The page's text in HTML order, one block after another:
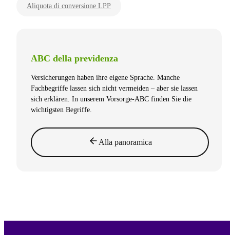
Aliquota di conversione LPP
ABC della previdenza
Versicherungen haben ihre eigene Sprache. Manche
Fachbegriffe lassen sich nicht vermeiden – aber sie lassen
sich erklären. In unserem Vorsorge-ABC finden Sie die
wichtigsten Begriffe.
Alla panoramica